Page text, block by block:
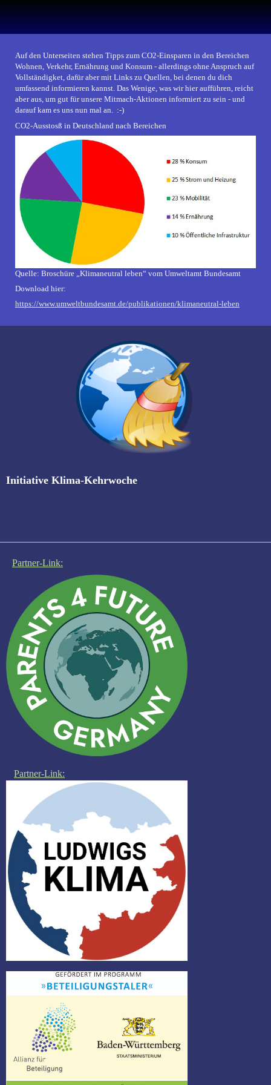
Auf den Unterseiten stehen Tipps zum CO2-Einsparen in den Bereichen
Wohnen, Verkehr, Ernährung und Konsum - allerdings ohne Anspruch auf
Vollständigket, dafür aber mit Links zu Quellen, bei denen du dich
umfassend informieren kannst. Das Wenige, was wir hier aufführen, reicht
aber aus, um gut für unsere Mitmach-Aktionen informiert zu sein - und
darauf kam es uns nun mal an. :-)
CO2-Ausstosß in Deutschland nach Bereichen
Quelle: Broschüre „Klimaneutral leben“ vom Umweltamt Bundesamt
Download hier:
https://www.umweltbundesamt.de/publikationen/klimaneutral-leben
Initiative Klima-Kehrwoche
Partner-Link:
Partner-Link: